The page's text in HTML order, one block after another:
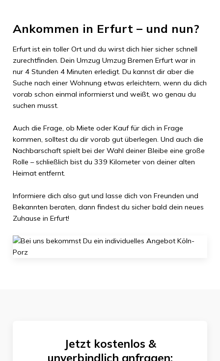
Ankommen in Erfurt – und nun?
Erfurtist ein toller Ort und du wirst dich hier sicher schnell
zurechtfinden. Dein Umzug Umzug Bremen Erfurtwar in
nur 4 Stunden 4 Minuten erledigt. Du kannst dir aber die
Suche nach einer Wohnung etwas erleichtern, wenn du dich
vorab schon einmal informierst und weißt, wo genau du
suchen musst.
Auch die Frage, ob Miete oder Kauf für dich in Frage
kommen, solltest du dir vorab gut überlegen. Und auch die
Nachbarschaft spielt bei der Wahl deiner Bleibe eine große
Rolle – schließlich bist du 339 Kilometervon deiner alten
Heimat entfernt.
Informiere dich also gut und lasse dich von Freunden und
Bekannten beraten, dann findest du sicher bald dein neues
Zuhause in Erfurt!
Jetzt kostenlos &
unverbindlich anfragen: